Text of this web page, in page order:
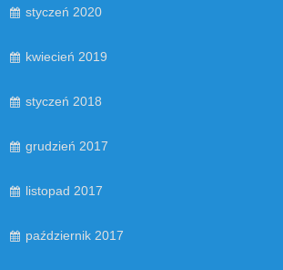
styczeń 2020
kwiecień 2019
styczeń 2018
grudzień 2017
listopad 2017
październik 2017